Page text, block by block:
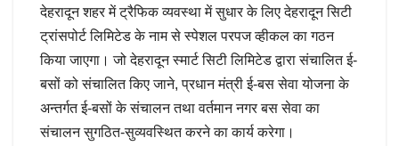
देहरादून शहर में ट्रैफिक व्यवस्था में सुधार के लिए देहरादून सिटी
ट्रांसपोर्ट लिमिटेड के नाम से स्पेशल परपज व्हीकल का गठन
किया जाएगा। जो देहरादून स्मार्ट सिटी लिमिटेड द्वारा संचालित ई-
बसों को संचालित किए जाने, प्रधान मंत्री ई-बस सेवा योजना के
अन्तर्गत ई-बसों के संचालन तथा वर्तमान नगर बस सेवा का
संचालन सुगठित-सुव्यवस्थित करने का कार्य करेगा।